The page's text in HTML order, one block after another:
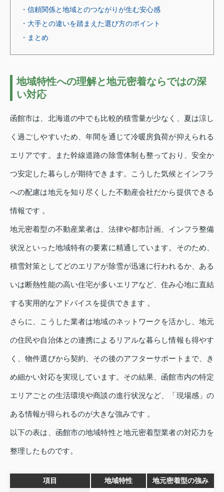
・信頼関係と地域とのつながりが生む安心感
・大手との違いを踏まえた選び方のポイント
・まとめ
地域特性への理解と地元密着ならではの深
い対応
函館市は、北海道の中でも比較的積雪量が少なく、夏は涼し
く過ごしやすいため、年間を通じて冷暖房負荷が抑えられる
エリアです。また幹線道路の除雪体制も整っており、安全か
つ安定した暮らしが期待できます。こうした気候とインフラ
への配慮は地元を知り尽くした不動産会社だから提供できる
情報です 。
地元密着型の不動産業者は、法律や都市計画、インフラ整備
状況といった地域特有の要素に精通しています。そのため、
積雪対策としてどのエリアが除雪が迅速に行われるか、ある
いは断熱性能の高い住宅が多いエリアなど、住み心地に直結
する実用的なアドバイスを提供できます 。
さらに、こうした業者は地域のネットワークを活かし、地元
の住民や自治体との連携によるリアルな暮らし情報も得やす
く、物件選びから契約、その後のアフターサポートまで、き
め細かい対応を実現しています。その結果、函館市内の特定
エリアごとの生活環境や商談の進行状況など、「現場感」の
ある情報が得られるのが大きな強みです 。
以下の表は、函館市の地域特性と地元密着型業者の対応力を
整理したものです。
項目 地域特性 地元密着型の強み